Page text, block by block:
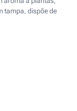
tampa, dispõe de